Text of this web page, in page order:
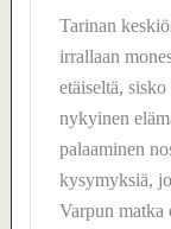
Tarinan
irrallaan
etäiseltä,
nykyinen
palaaminen
kysymyksiä,
Varpun matka